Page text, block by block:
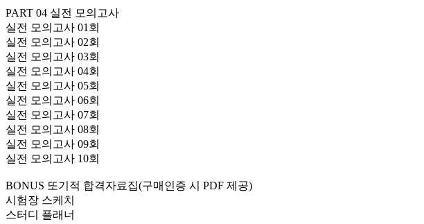
PART 04 실전 모의고사
실전 모의고사 01회
실전 모의고사 02회
실전 모의고사 03회
실전 모의고사 04회
실전 모의고사 05회
실전 모의고사 06회
실전 모의고사 07회
실전 모의고사 08회
실전 모의고사 09회
실전 모의고사 10회
BONUS 또기적 합격자료집(구매인증 시 PDF 제공)
시험장 스케치
스터디 플래너